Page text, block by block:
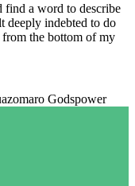
find a word to describe
deeply indebted to do
the bottom of my
Godspower